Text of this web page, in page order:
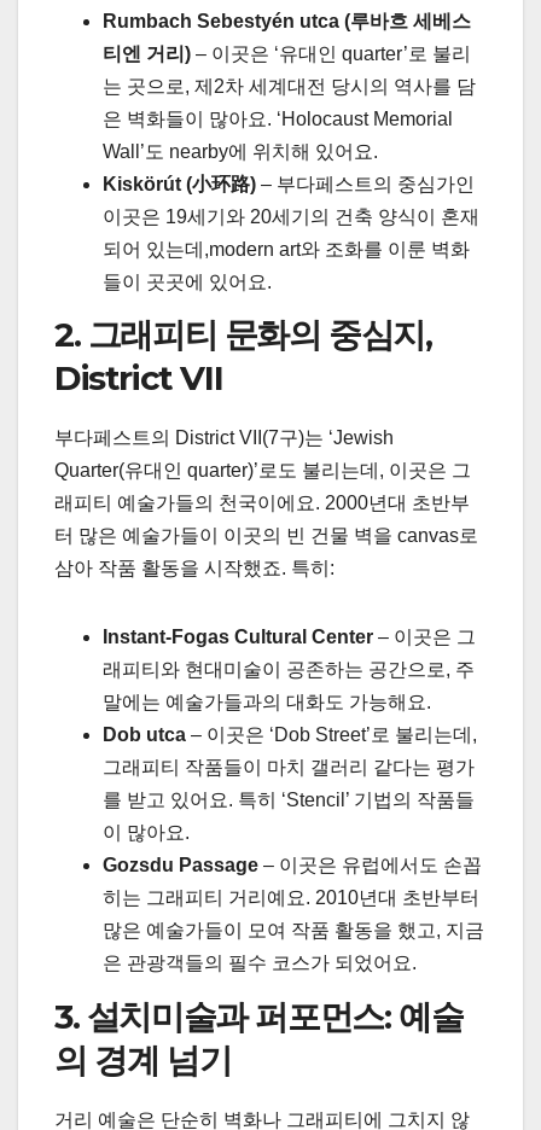
Rumbach Sebestyén utca (루바흐 세베스
티엔 거리) – 이곳은 ‘유대인 quarter’로 불리
는 곳으로, 제2차 세계대전 당시의 역사를 담
은 벽화들이 많아요. ‘Holocaust Memorial
Wall’도 nearby에 위치해 있어요.
Kiskörút (小环路) – 부다페스트의 중심가인
이곳은 19세기와 20세기의 건축 양식이 혼재
되어 있는데,modern art와 조화를 이룬 벽화
들이 곳곳에 있어요.
2. 그래피티 문화의 중심지,
District VII
부다페스트의 District VII(7구)는 ‘Jewish
Quarter(유대인 quarter)’로도 불리는데, 이곳은 그
래피티 예술가들의 천국이에요. 2000년대 초반부
터 많은 예술가들이 이곳의 빈 건물 벽을 canvas로
삼아 작품 활동을 시작했죠. 특히:
Instant-Fogas Cultural Center – 이곳은 그
래피티와 현대미술이 공존하는 공간으로, 주
말에는 예술가들과의 대화도 가능해요.
Dob utca – 이곳은 ‘Dob Street’로 불리는데,
그래피티 작품들이 마치 갤러리 같다는 평가
를 받고 있어요. 특히 ‘Stencil’ 기법의 작품들
이 많아요.
Gozsdu Passage – 이곳은 유럽에서도 손꼽
히는 그래피티 거리예요. 2010년대 초반부터
많은 예술가들이 모여 작품 활동을 했고, 지금
은 관광객들의 필수 코스가 되었어요.
3. 설치미술과 퍼포먼스: 예술
의 경계 넘기
거리 예술은 단순히 벽화나 그래피티에 그치지 않